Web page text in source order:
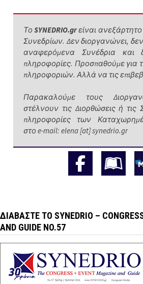
ΤοSYNEDRIO.grείναι
Συνεδρίων. Δεν διοργανώνει,
αναφερόμενα Συνέδρια και
πληροφορίες. Προσπαθούμε για
πληροφοριών. Αλλά να τις
Παρακαλούμε τους
στέλνουν τις Διορθώσεις ή τις
πληροφορίες των
στο e-mail: elena [at] synedrio.gr
ΔΙΑΒΆΣΤΕ ΤΟ SYNEDRIO –
AND GUIDE NO.57